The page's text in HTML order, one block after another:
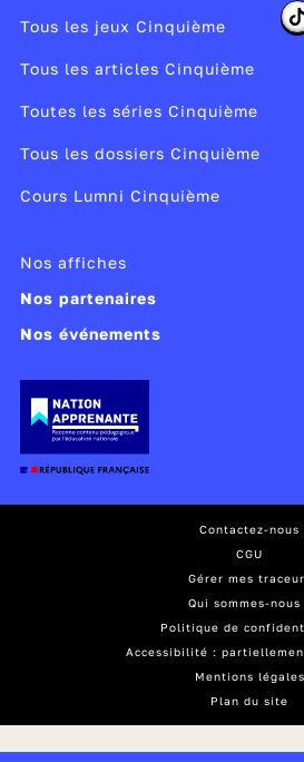
Tous les jeux Cinquième
Tous les articles Cinquième
Toutes les séries Cinquième
Tous les dossiers Cinquième
Cours Lumni Cinquième
Nos affiches
Nos partenaires
Nos événements
Contactez-nous
CGU
Gérer mes
Qui sommes-nous
Politique de
Accessibilité :
Mentions légales
Plan du site